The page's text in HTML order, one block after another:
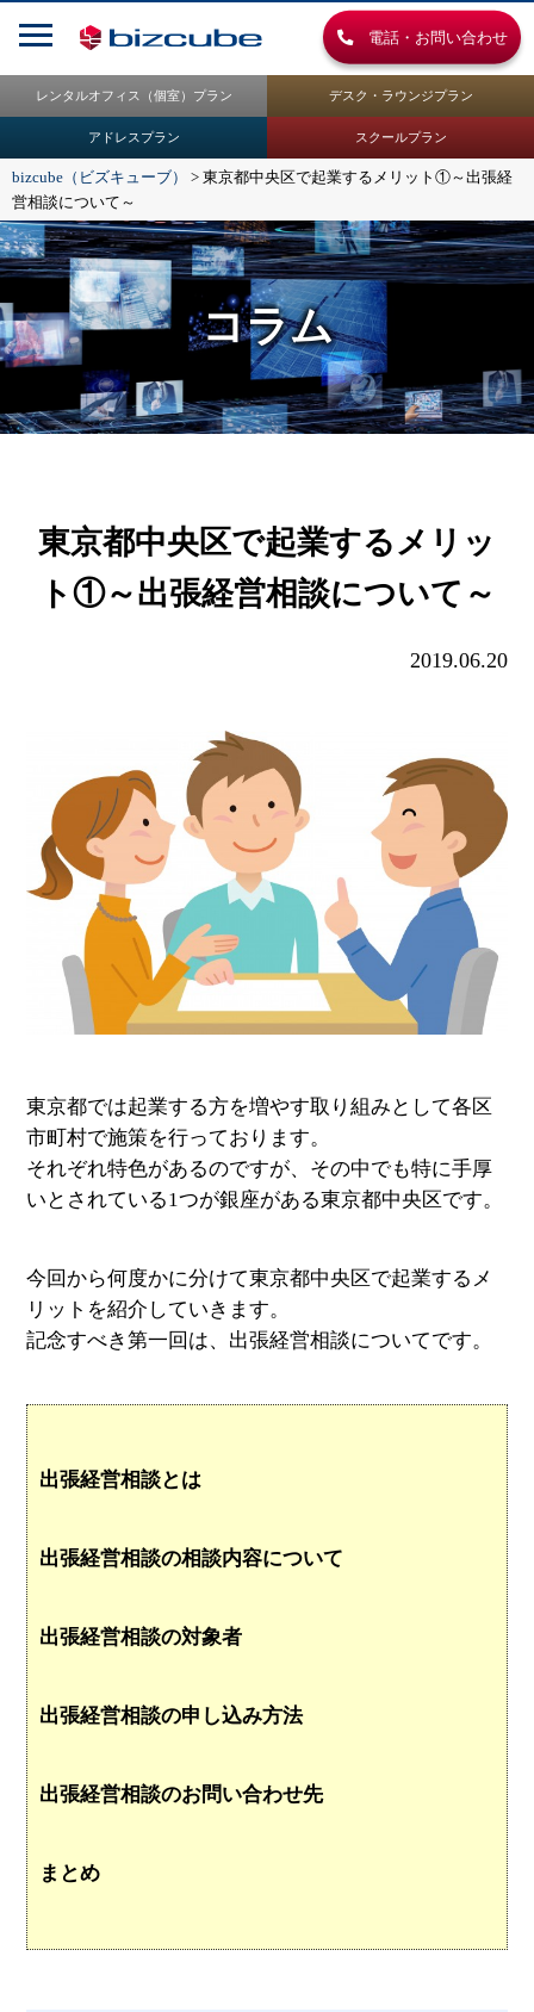
電話・お問い合わせ
レンタルオフィス（個室）プラン デスク・ラウンジプラン
アドレスプラン スクールプラン
bizcube（ビズキューブ） > 東京都中央区で起業するメリット①～出張経
営相談について～
コラム
東京都中央区で起業するメリッ
ト①～出張経営相談について～
2019.06.20
東京都では起業する方を増やす取り組みとして各区
市町村で施策を行っております。
それぞれ特色があるのですが、その中でも特に手厚
いとされている1つが銀座がある東京都中央区です。
今回から何度かに分けて東京都中央区で起業するメ
リットを紹介していきます。
記念すべき第一回は、出張経営相談についてです。
出張経営相談とは
出張経営相談の相談内容について
出張経営相談の対象者
出張経営相談の申し込み方法
出張経営相談のお問い合わせ先
まとめ